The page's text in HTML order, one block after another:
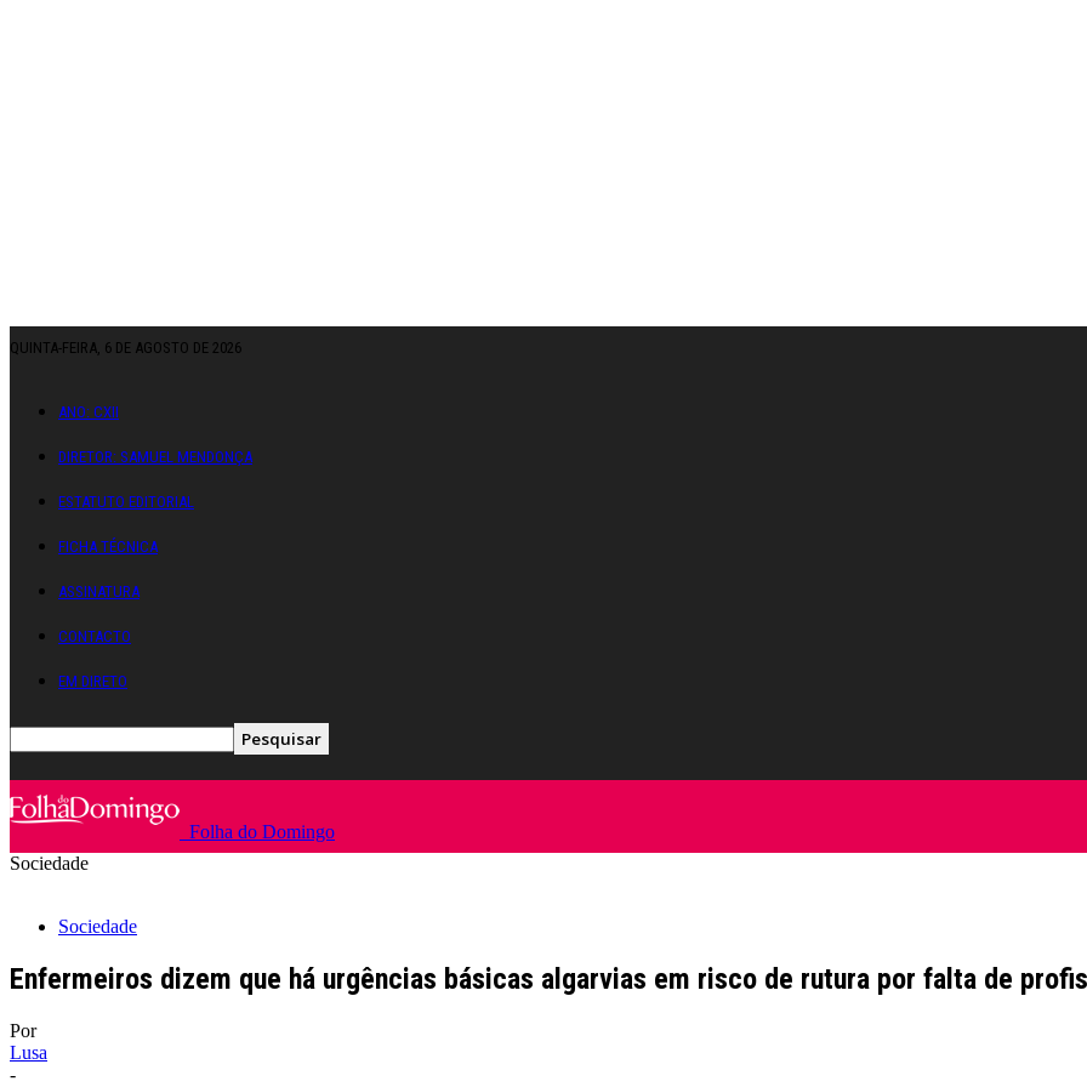
QUINTA-FEIRA, 6 DE AGOSTO DE 2026
ANO: CXII
DIRETOR: SAMUEL MENDONÇA
ESTATUTO EDITORIAL
FICHA TÉCNICA
ASSINATURA
CONTACTO
EM DIRETO
Folha do Domingo
Sociedade
Sociedade
Enfermeiros dizem que há urgências básicas algarvias em risco de rutura por falta de
Por
Lusa
-